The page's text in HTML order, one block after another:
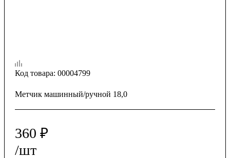
Код товара: 00004799
Метчик машинный/ручной 18,0
360 ₽
/шт